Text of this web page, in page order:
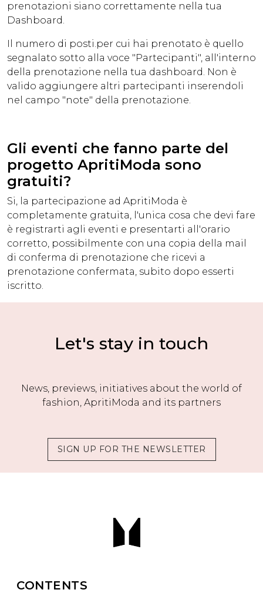
prenotazioni siano correttamente nella tua
Dashboard.
Il numero di posti.per cui hai prenotato è quello
segnalato sotto alla voce "Partecipanti", all'interno
della prenotazione nella tua dashboard. Non è
valido aggiungere altri partecipanti inserendoli
nel campo "note" della prenotazione.
Gli eventi che fanno parte del
progetto ApritiModa sono
gratuiti?
Si, la partecipazione ad ApritiModa è
completamente gratuita, l'unica cosa che devi fare
è registrarti agli eventi e presentarti all'orario
corretto, possibilmente con una copia della mail
di conferma di prenotazione che ricevi a
prenotazione confermata, subito dopo esserti
iscritto.
Let's stay in touch
News, previews, initiatives about the world of
fashion, ApritiModa and its partners
SIGN UP FOR THE NEWSLETTER
CONTENTS